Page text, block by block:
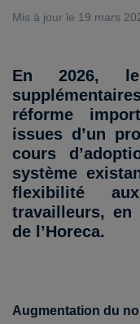
Mis à jour le 19 mars
En 2026, le
réforme
issues d’un
cours
système
flexibilité
travailleurs, en
de l’Horeca.
Augmentation du